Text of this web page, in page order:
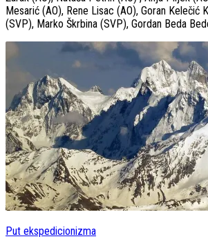
Mesarić (AO), Rene Lisac (AO), Goran Kelečić
(SVP), Marko Škrbina (SVP), Gordan Beda
Put ekspedicionizma